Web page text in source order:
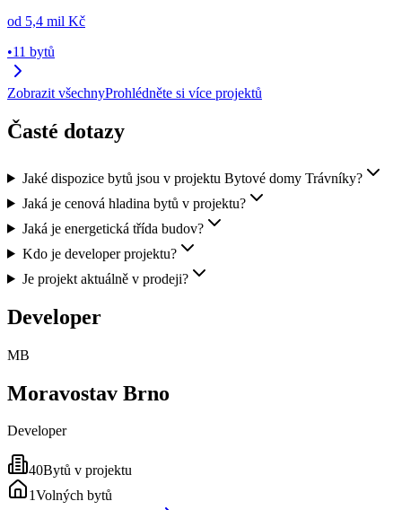
od 5,4 mil Kč
•11 bytů
Zobrazit všechnyProhlédněte si více projektů
Časté dotazy
Jaké dispozice bytů jsou v projektu Bytové domy Trávníky?
Jaká je cenová hladina bytů v projektu?
Jaká je energetická třída budov?
Kdo je developer projektu?
Je projekt aktuálně v prodeji?
Developer
MB
Moravostav Brno
Developer
40Bytů v projektu
1Volných bytů